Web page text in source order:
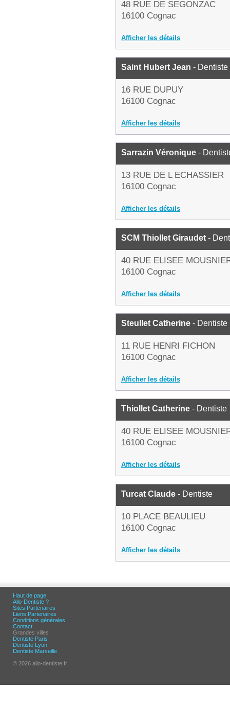
48 RUE DE SEGONZAC
16100 Cognac
Afficher les détails
Saint Hubert Jean - Dentiste
16 RUE DUPUY
16100 Cognac
Afficher les détails
Sarrazin Véronique -
13 RUE DE L ECHASSIER
16100 Cognac
Afficher les détails
SCM Thiollet Giraudet -
40 RUE ELISEE
16100 Cognac
Afficher les détails
Steullet Catherine - Dentiste
11 RUE HENRI FICHON
16100 Cognac
Afficher les détails
Thiollet Catherine - Dentiste
40 RUE ELISEE
16100 Cognac
Afficher les détails
Turcat Claude - Dentiste
10 PLACE BEAULIEU
16100 Cognac
Afficher les détails
Haut de page
Allo-Dentiste ?
Sites Partenaires
Liens Partenaires
Conditions générales
Contact
Grandes villes :
Dentiste Paris
Dentiste Lyon
Dentiste Marseille
© 2026 allo-dentiste.fr